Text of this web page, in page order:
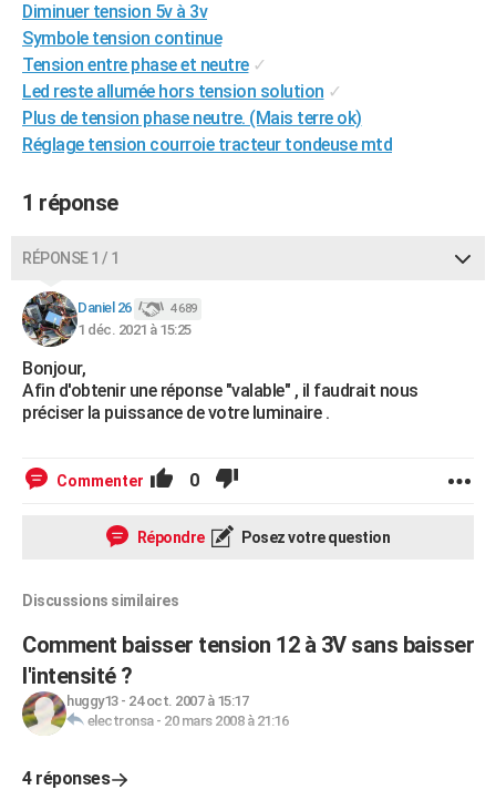
Alimentation
Guide de la santé
Maladies
Médicaments
Sommeil
VOYAGE
Destinations
City break
Voyage nature
Voyage de noces
Forum
Climat
+PHOTO
GUIDES D'ACHAT
CARTE DE VOEUX
Carte de Noël
Carte Bonne année
Carte Saint-Valentin
Carte Pâques
Carte d'anniversaire
DICTIONNAIRE
Dictionnaire
Biographies
Citations
Expressions
Proverbes
PROGRAMME TV
COPAINS D'AVANT
S'inscrire
Se connecter
Lycées
Collèges
Primaires
Universités
Entreprises
Service militaire
Avis de recherche
AVIS DE DÉCÈS
Bricolage
Lifestyle
Culture
Sport
Auto
Television
Voyage
Cinema
Diminuer tension 5v à 3v
Symbole tension continue
Tension entre phase et neutre ✓
Led reste allumée hors tension solution ✓
Plus de tension phase neutre. (Mais terre ok)
Réglage tension courroie tracteur tondeuse mtd
1 réponse
RÉPONSE 1 / 1
Daniel 26 4 689
1 déc. 2021 à 15:25
Bonjour,
Afin d'obtenir une réponse "valable" , il faudrait nous
préciser la puissance de votre luminaire .
Commenter 0
Répondre Posez votre question
Discussions similaires
Comment baisser tension 12 à 3V sans baisser
l'intensité ?
huggy13- 24 oct. 2007 à 15:17
electronsa- 20 mars 2008 à 21:16
4 réponses